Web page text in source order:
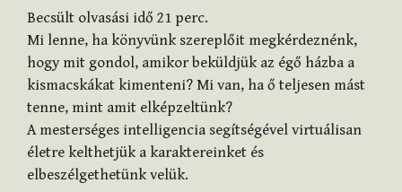
Becsült olvasási idő 21 perc.
Mi lenne, ha könyvünk szereplőit megkérdeznénk,
hogy mit gondol, amikor beküldjük az égő házba a
kismacskákat kimenteni? Mi van, ha ő teljesen mást
tenne, mint amit elképzeltünk?
A mesterséges intelligencia segítségével virtuálisan
életre kelthetjük a karaktereinket és
elbeszélgethetünk velük.